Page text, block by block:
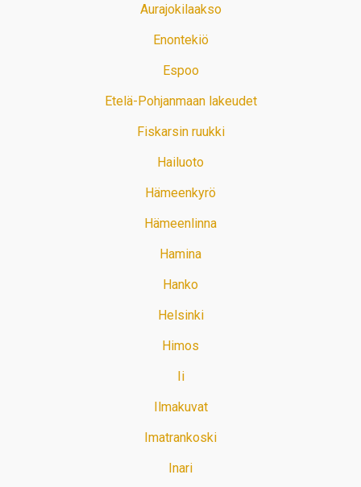
Aurajokilaakso
Enontekiö
Espoo
Etelä-Pohjanmaan lakeudet
Fiskarsin ruukki
Hailuoto
Hämeenkyrö
Hämeenlinna
Hamina
Hanko
Helsinki
Himos
Ii
Ilmakuvat
Imatrankoski
Inari